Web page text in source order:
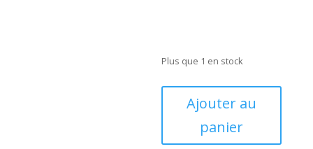
Plus que 1 en stock
STEVENS
Ajouter au
panier